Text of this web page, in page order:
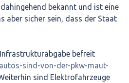
bekannt und ist eine
aber sicher sein, dass der Staat
befreit
sind-von-der-pkw-maut-
sind Elektrofahrzeuge